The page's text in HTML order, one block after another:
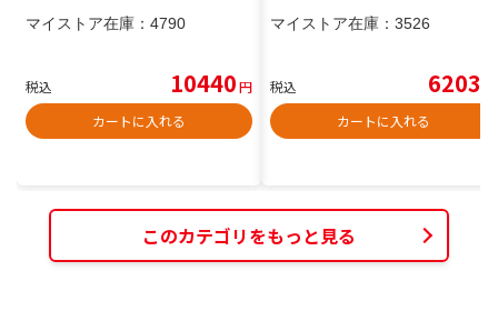
マイストア在庫： 4790
税込 10440円
カートに入れる
マイストア在庫： 3526
税込 6203
カートに入れる
このカテゴリをもっと見る